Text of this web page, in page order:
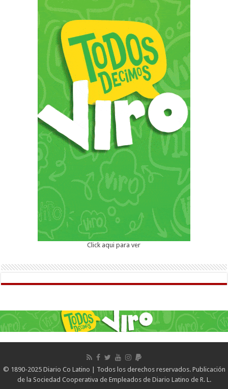
Click aqui para ver
© 1890-2025 Diario Co Latino | Todos los derechos reservados. Publicación
de la Sociedad Cooperativa de Empleados de Diario Latino de R. L.